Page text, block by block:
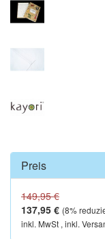
Preis
149,95 €
137,95 € (8%
inkl. MwSt , inkl.